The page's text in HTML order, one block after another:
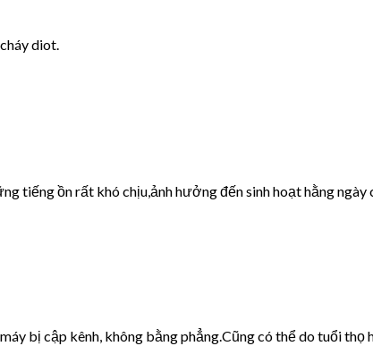
diot.
tiếng ồn rất khó chịu,ảnh hưởng đến sinh hoạt hằng
bị cập kênh, không bằng phẳng.Cũng có thể do tuổi